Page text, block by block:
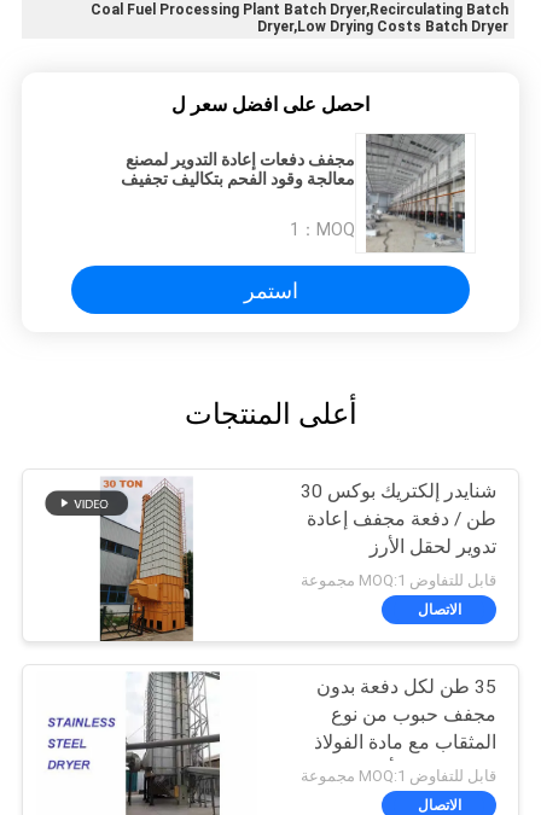
Coal Fuel Processing Plant Batch Dryer,Recirculating Batch
Dryer,Low Drying Costs Batch Dryer
احصل على افضل سعر ل
مجفف دفعات إعادة التدوير لمصنع
معالجة وقود الفحم بتكاليف تجفيف
MOQ：
1
استمر
أعلى المنتجات
شنايدر إلكتريك بوكس ​​30
طن / دفعة مجفف إعادة
تدوير لحقل الأرز
قابل للتفاوض MOQ:1 مجموعة
الاتصال
35 طن لكل دفعة بدون
مجفف حبوب من نوع
المثقاب مع مادة الفولاذ
المقاوم للصدأ
قابل للتفاوض MOQ:1 مجموعة
الاتصال